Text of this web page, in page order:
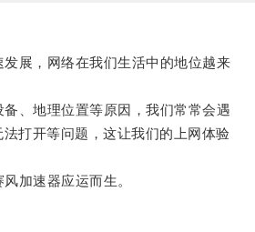
展，网络在我们生活中的地位越来
地理位置等原因，我们常常会遇
打开等问题，这让我们的上网体验
速器应运而生。